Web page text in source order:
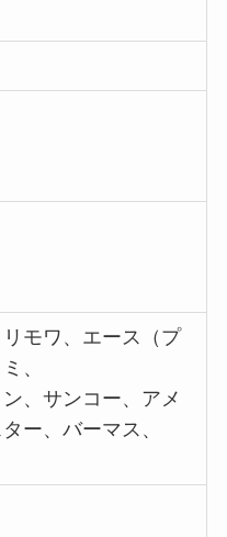
モワ、エース（プ
、
、サンコー、アメ
ー、バーマス、